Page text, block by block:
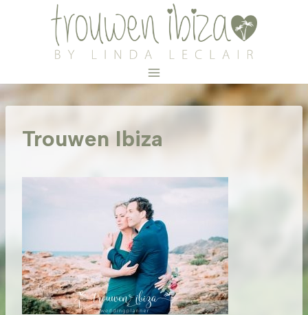
Trouwen Ibiza